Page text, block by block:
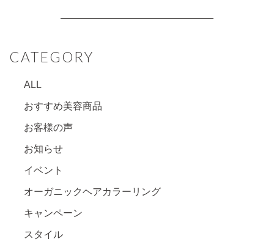
CATEGORY
ALL
おすすめ美容商品
お客様の声
お知らせ
イベント
オーガニックヘアカラーリング
キャンペーン
スタイル